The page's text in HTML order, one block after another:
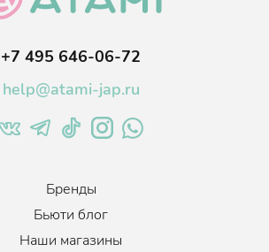
+7 495 646-06-72
help@atami-jap.ru
Бренды
Бьюти блог
Наши магазины